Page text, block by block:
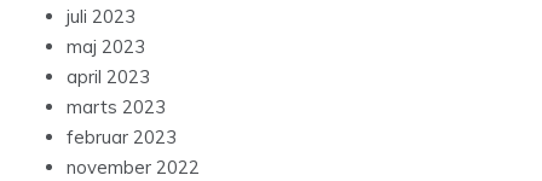
juli 2023
maj 2023
april 2023
marts 2023
februar 2023
november 2022